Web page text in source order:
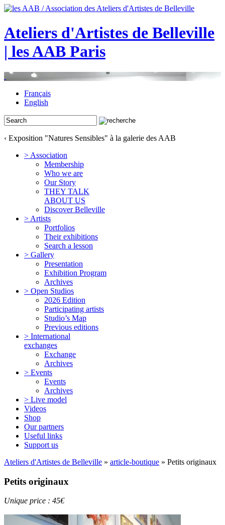
Ateliers d'Artistes de Belleville
| les AAB Paris
Français
English
‹ Exposition "Natures Sensibles" à la galerie des AAB
> Association
Membership
Who we are
Our Story
THEY TALK
ABOUT US
Discover Belleville
> Artists
Portfolios
Their exhibitions
Search a lesson
> Gallery
Presentation
Exhibition Program
Archives
> Open Studios
2026 Edition
Participating artists
Studio’s Map
Previous editions
> International
exchanges
Exchange
Archives
> Events
Events
Archives
> Live model
Videos
Shop
Our partners
Useful links
Support us
Ateliers d'Artistes de Belleville » article-boutique » Petits originaux
Petits originaux
Unique price : 45€